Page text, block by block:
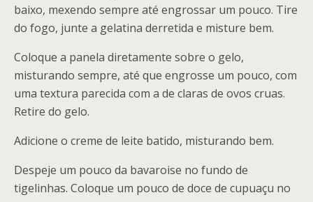
baixo, mexendo sempre até engrossar um pouco. Tire
do fogo, junte a gelatina derretida e misture bem.
Coloque a panela diretamente sobre o gelo,
misturando sempre, até que engrosse um pouco, com
uma textura parecida com a de claras de ovos cruas.
Retire do gelo.
Adicione o creme de leite batido, misturando bem.
Despeje um pouco da bavaroise no fundo de
tigelinhas. Coloque um pouco de doce de cupuaçu no